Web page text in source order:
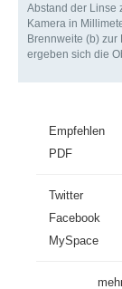
Abstand der Linse
Kamera in
Brennweite (b)
ergeben sich die
Empfehlen
PDF
Twitter
Facebook
MySpace